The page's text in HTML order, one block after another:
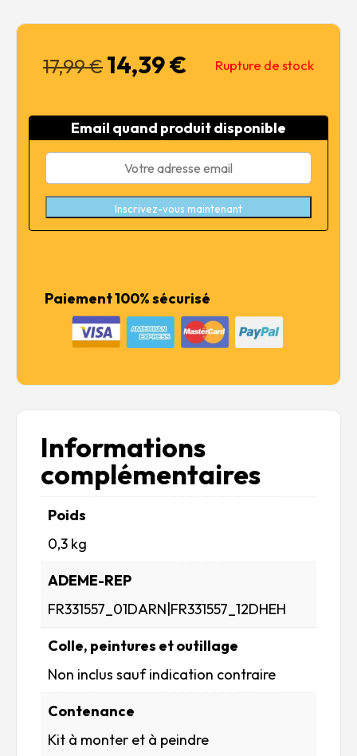
17,99€ Le
prix
était :
17,99 €.
14,39€
est :
14,39 €.
Rupture de stock
Email quand produit disponible
Inscrivez-vous maintenant
Paiement 100% sécurisé
Informations
complémentaires
Poids
0,3 kg
ADEME-REP
FR331557_01DARN|FR331557_12DHEH
Colle, peintures et outillage
Non inclus sauf indication contraire
Contenance
Kit à monter et à peindre